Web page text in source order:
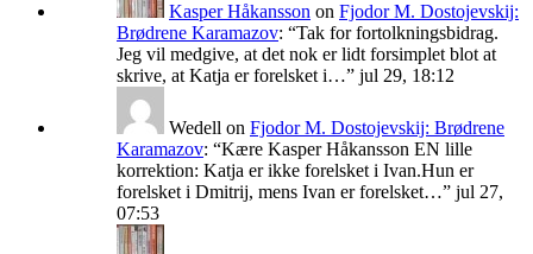
Kasper Håkansson on Fjodor M. Dostojevskij:
Brødrene Karamazov: “Tak for fortolkningsbidrag.
Jeg vil medgive, at det nok er lidt forsimplet blot at
skrive, at Katja er forelsket i…” jul 29, 18:12
Wedell on Fjodor M. Dostojevskij: Brødrene
Karamazov: “Kære Kasper Håkansson EN lille
korrektion: Katja er ikke forelsket i Ivan.Hun er
forelsket i Dmitrij, mens Ivan er forelsket…” jul 27,
07:53